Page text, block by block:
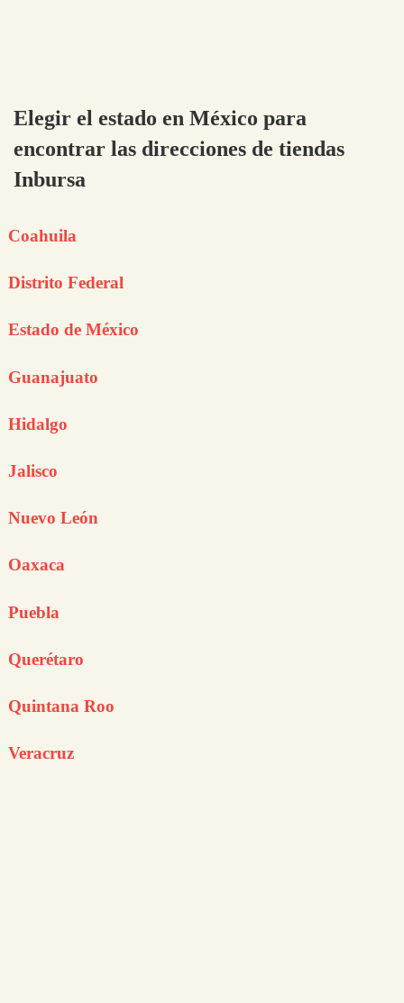
Elegir el estado en México para
encontrar las direcciones de tiendas
Inbursa
Coahuila
Distrito Federal
Estado de México
Guanajuato
Hidalgo
Jalisco
Nuevo León
Oaxaca
Puebla
Querétaro
Quintana Roo
Veracruz